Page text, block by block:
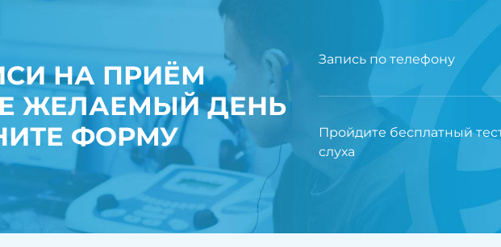
НА ПРИЁМ
ЖЕЛАЕМЫЙ ДЕНЬ
ФОРМУ
Запись по телефону
Пройдите бесплатный
слуха